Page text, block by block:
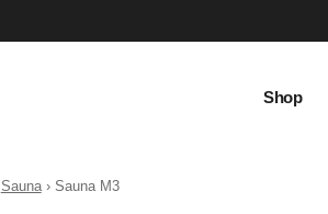
Shop
Sauna› Sauna M3